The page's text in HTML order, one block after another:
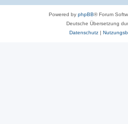
Powered by phpBB® Forum
Deutsche Übersetzung
Datenschutz|